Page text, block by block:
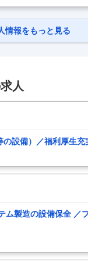
の製品を企画開発し
■職務内容： 当社ブラ
情報をもっと見る
人
設備）／福利厚生
ム製造の設備保全 ／